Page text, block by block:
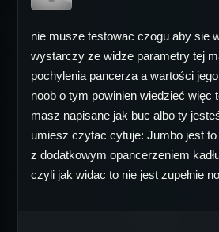
nie musze testowac czogu aby sie
wystarczy ze widze parametry tej
pochylenia pancerza a wartości
noob o tym powinien wiedzieć więc
masz napisane jak buc albo ty
umiesz czytac cytuje: Jumbo jest
z dodatkowym opancerzeniem
czyli jak widac to nie jest zupełnie